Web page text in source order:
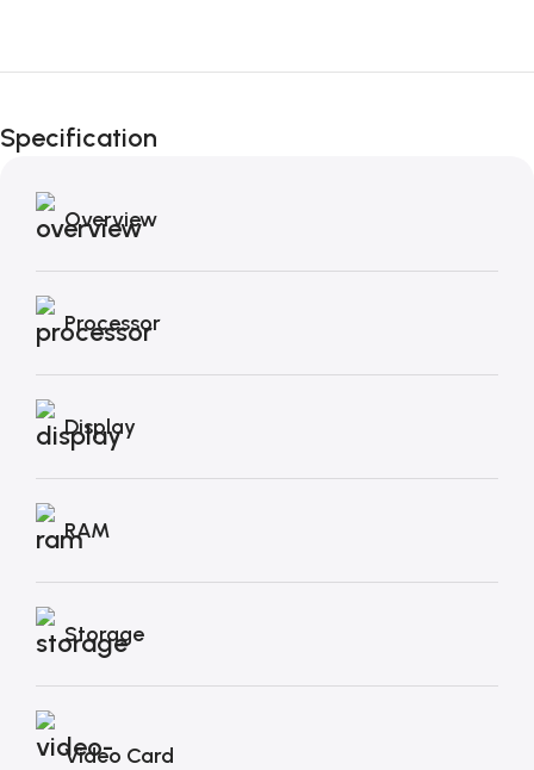
Fino al 12 Ottobre...
Autunno!
Specification
Overview
Processor
Display
RAM
Storage
Video Card